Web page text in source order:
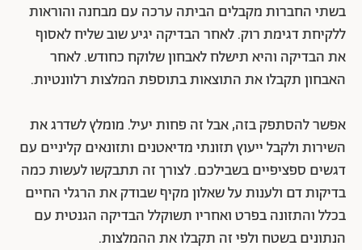
בשתי החברות מקבלים הביתה ערכה עם מבחנה והוראות
ללקיחת דגימת רוק. לאחר הבדיקה יגיע שוב שליח לאסוף
את הבדיקה והיא תישלח לאבחון שלוקח כחודש. לאחר
האבחון תקבלו את התוצאות בתוספת המלצות רלוונטיות.
אפשר להסתפק בזה, אבל זה פחות יעיל. מומלץ לשדרג את
השירות ולקבל ייעוץ תזונתי מדיאטנים ותזונאים קליניים עם
דגשים ספציפיים בשבילכם. לצורך זה תתבקשו לעשות כמה
בדיקות דם ולענות על שאלון מקיף שבודק את הרגלי החיים
בכלל והתזונה בפרט ואחריו תשוקלל הבדיקה הגנטית עם
הנתונים בשטח ולפי זה תקבלו את ההמלצות.